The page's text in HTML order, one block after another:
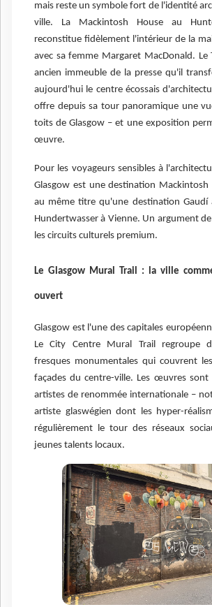
mais reste un symbole fort de l'identité
ville. La Mackintosh House au
reconstitue fidèlement l'intérieur de la
avec sa femme Margaret MacDonald. Le
ancien immeuble de la presse qu'il
aujourd'hui le centre écossais
offre depuis sa tour panoramique une
toits de Glasgow – et une exposition
œuvre.
Pour les voyageurs sensibles à
Glasgow est une destination
au même titre qu'une destination Gaudí
Hundertwasser à Vienne. Un argument
les circuits culturels premium.
Le Glasgow Mural Trail : la ville
ouvert
Glasgow est l'une des capitales
Le City Centre Mural Trail regroupe
fresques monumentales qui couvrent
façades du centre-ville. Les œuvres sont
artistes de renommée internationale –
artiste glaswégien dont les hyper-
régulièrement le tour des réseaux
jeunes talents locaux.